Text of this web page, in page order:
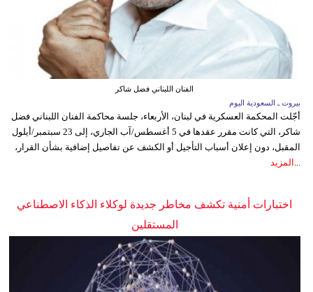
الفنان اللبناني فضل شاكر
بيروت ـ السعودية اليوم
أجّلت المحكمة العسكرية في لبنان، الأربعاء، جلسة محاكمة الفنان اللبناني فضل
شاكر، التي كانت مقرر عقدها في 5 أغسطس/آب الجاري، إلى 23 سبتمبر/أيلول
المقبل، دون إعلان أسباب التأجيل أو الكشف عن تفاصيل إضافية بشأن القرار،
المزيد
اختبارات أمنية تكشف مخاطر جديدة لوكلاء الذكاء الاصطناعي
المستقلين